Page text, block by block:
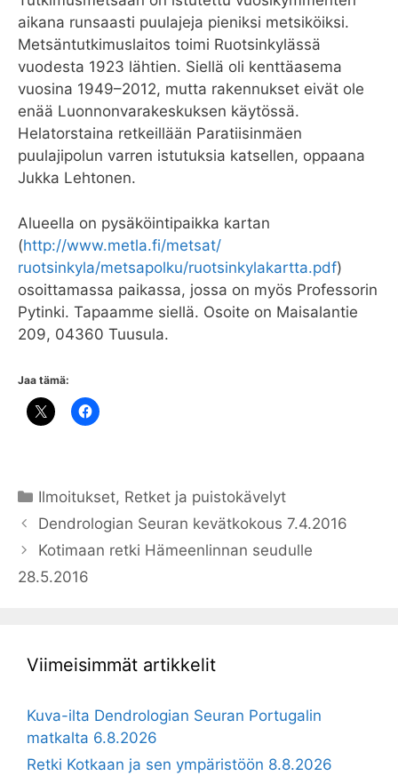
aikana runsaasti puulajeja pieniksi metsiköiksi.
Metsäntutkimuslaitos toimi Ruotsinkylässä
vuodesta 1923 lähtien. Siellä oli kenttäasema
vuosina 1949–2012, mutta rakennukset eivät ole
enää Luonnonvarakeskuksen käytössä.
Helatorstaina retkeillään Paratiisinmäen
puulajipolun varren istutuksia katsellen, oppaana
Jukka Lehtonen.
Alueella on pysäköintipaikka kartan
(http://www.metla.fi/metsat/
ruotsinkyla/metsapolku/ruotsinkylakartta.pdf)
osoittamassa paikassa, jossa on myös Professorin
Pytinki. Tapaamme siellä. Osoite on Maisalantie
209, 04360 Tuusula.
Jaa tämä:
Kategoriat
Ilmoitukset, Retket ja puistokävelyt
Dendrologian Seuran kevätkokous 7.4.2016
Kotimaan retki Hämeenlinnan seudulle
28.5.2016
Viimeisimmät artikkelit
Kuva-ilta Dendrologian Seuran Portugalin
matkalta 6.8.2026
Retki Kotkaan ja sen ympäristöön 8.8.2026